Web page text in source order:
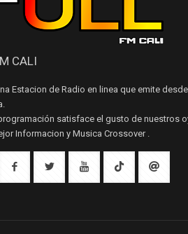
CALI
Estacion de Radio en linea que emite desde
satisface el gusto de nuestros
Informacion y Musica Crossover .